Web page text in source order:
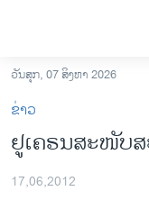
ເຂົ້າ
ຫາ
ຂ້າມ
ໄປ
ອາເມຣິກາ
ການເລືອກຕັ້ງ ປະທານາ
ວັນສຸກ, 07 ສິງຫາ 2026
ຂ່າວ
ຢູເຄຣນສະໜັບ
17,06,2012